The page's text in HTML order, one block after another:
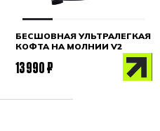
БЕСШОВНАЯ УЛЬТРАЛЕГКАЯ
КОФТА НА МОЛНИИ V2
13 990 ₽